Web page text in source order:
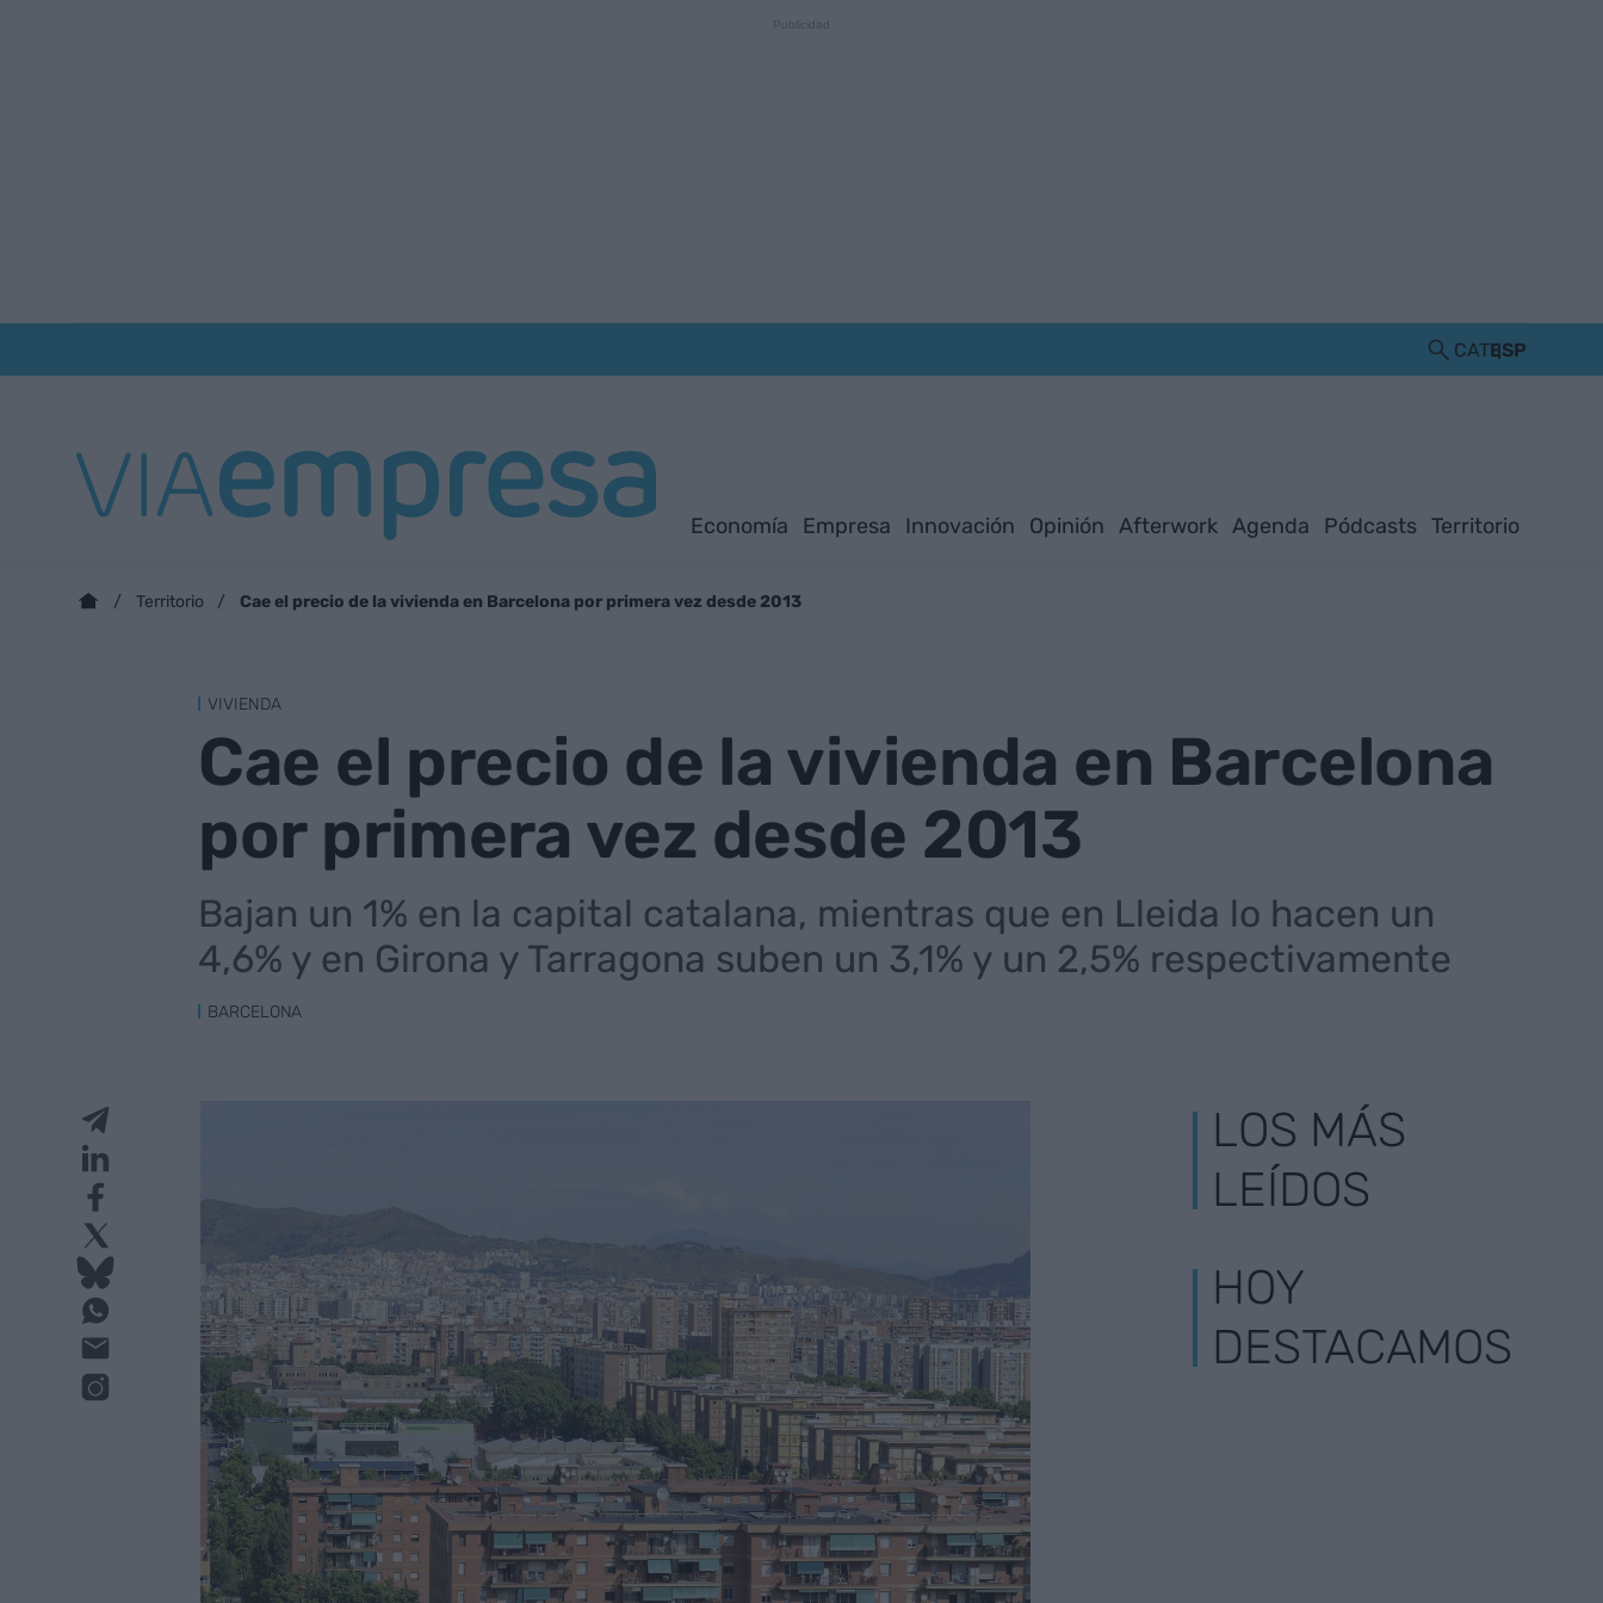
CATESP
Economía Empresa Innovación Opinión Afterwork Agenda Pódcasts Territorio
Territorio Cae el precio de la vivienda en Barcelona por primera vez desde 2013
VIVIENDA
Cae el precio de la vivienda en Barcelona
por primera vez desde 2013
Bajan un 1% en la capital catalana, mientras que en Lleida lo hacen un
4,6% y en Girona y Tarragona suben un 3,1% y un 2,5% respectivamente
BARCELONA
LOS MÁS
LEÍDOS
HOY
DESTACAMOS